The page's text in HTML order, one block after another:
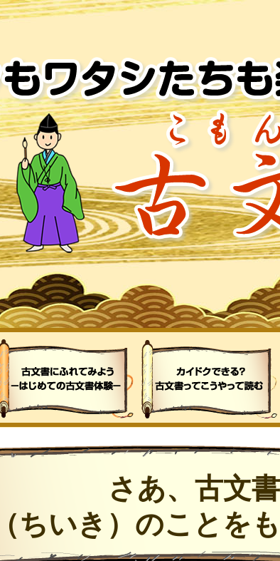
さあ、古文
ちいき）のことを